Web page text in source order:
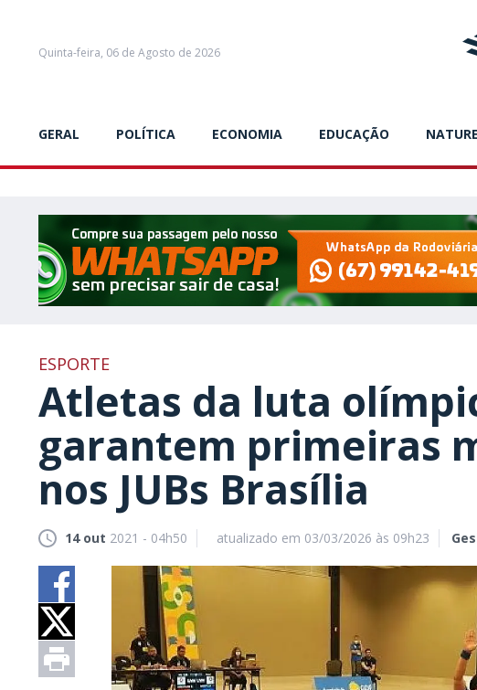
Quinta-feira, 06 de Agosto de 2026
GERAL POLÍTICA ECONOMIA EDUCAÇÃO
ESPORTE
Atletas da luta
garantem primeiras
nos JUBs Brasília
14 out 2021 - 04h50 atualizado em 03/03/2026 às 09h23